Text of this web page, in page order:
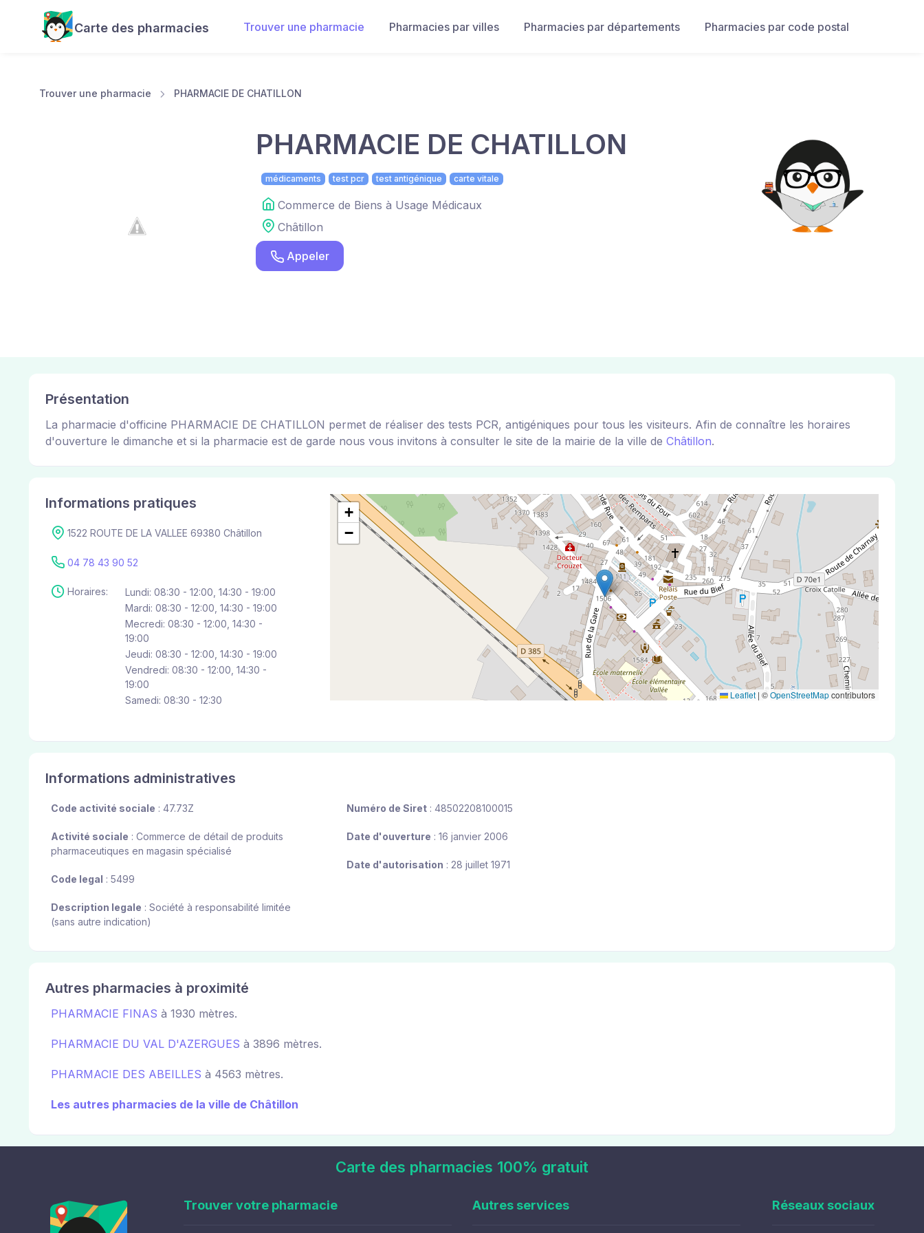
Carte des pharmacies Trouver une pharmacie Pharmacies par villes Pharmacies par départements Pharmacies par code postal
Trouver une pharmacie PHARMACIE DE CHATILLON
PHARMACIE DE CHATILLON
médicaments test pcr test antigénique carte vitale
Commerce de Biens à Usage Médicaux
Châtillon
Appeler
Présentation
La pharmacie d'officine PHARMACIE DE CHATILLON permet de réaliser des tests PCR, antigéniques pour tous les visiteurs. Afin de connaître les horaires
d'ouverture le dimanche et si la pharmacie est de garde nous vous invitons à consulter le site de la mairie de la ville de Châtillon.
Informations pratiques
1522 ROUTE DE LA VALLEE 69380 Châtillon
04 78 43 90 52
Horaires:
Lundi: 08:30 - 12:00, 14:30 - 19:00
Mardi: 08:30 - 12:00, 14:30 - 19:00
Mecredi: 08:30 - 12:00, 14:30 -
19:00
Jeudi: 08:30 - 12:00, 14:30 - 19:00
Vendredi: 08:30 - 12:00, 14:30 -
19:00
Samedi: 08:30 - 12:30
+
−
Leaflet | ©OpenStreetMapcontributors
Informations administratives
Code activité sociale : 47.73Z
Activité sociale : Commerce de détail de produits
pharmaceutiques en magasin spécialisé
Code legal : 5499
Description legale : Société à responsabilité limitée
(sans autre indication)
Numéro de Siret : 48502208100015
Date d'ouverture : 16 janvier 2006
Date d'autorisation : 28 juillet 1971
Autres pharmacies à proximité
PHARMACIE FINAS à 1930 mètres.
PHARMACIE DU VAL D'AZERGUES à 3896 mètres.
PHARMACIE DES ABEILLES à 4563 mètres.
Les autres pharmacies de la ville de Châtillon
Carte des pharmacies 100% gratuit
Trouver votre pharmacie Autres services Réseaux sociaux